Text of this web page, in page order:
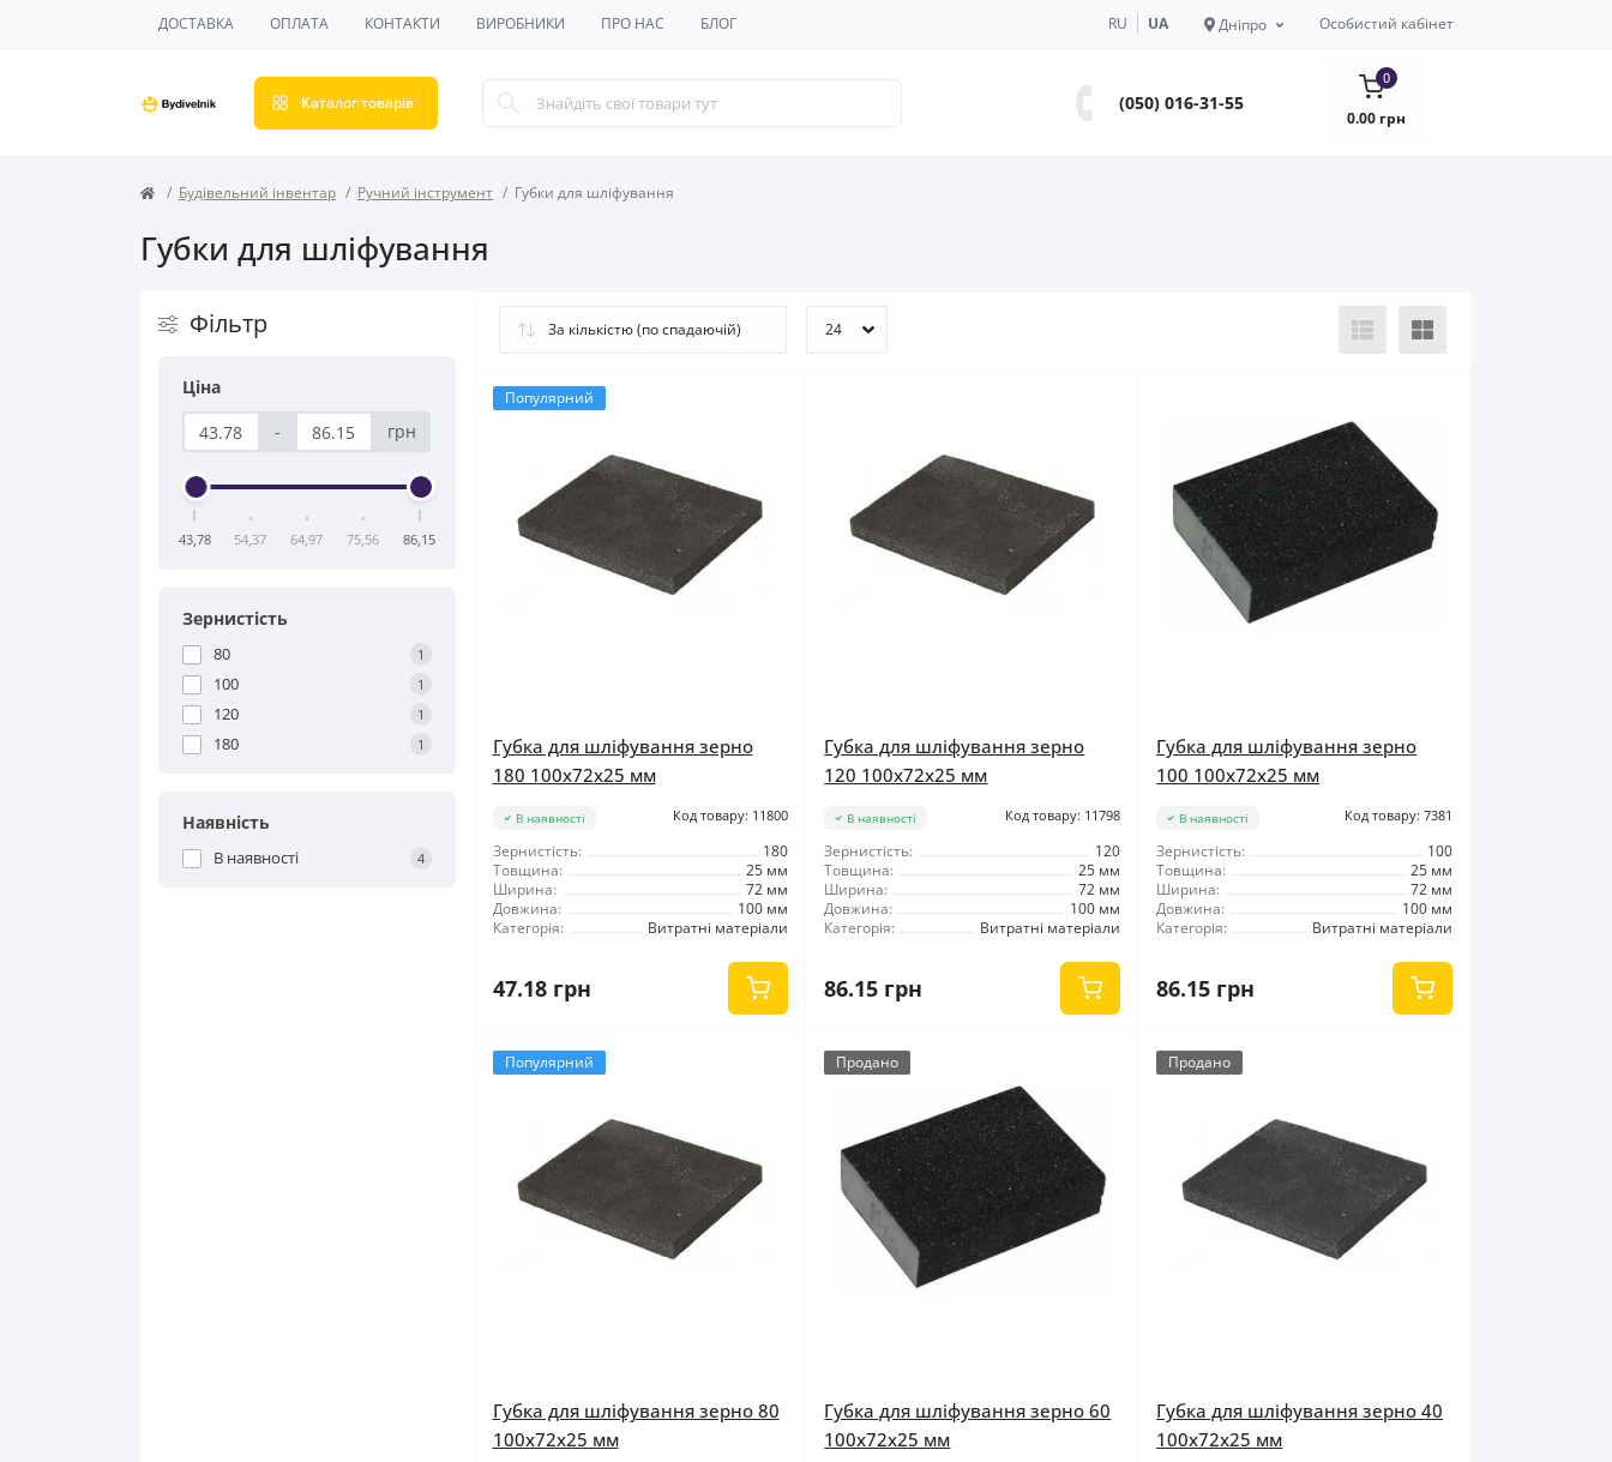
ДОСТАВКА ОПЛАТА КОНТАКТИ ВИРОБНИКИ ПРО НАС БЛОГ RU UA Дніпро Особистий кабінет
Каталог товарів (050) 016-31-55
0
0.00 грн
Будівельний інвентар Ручний інструмент Губки для шліфування
Губки для шліфування
Фільтр
Ціна
-
грн
43,78 54,37 64,97 75,56 86,15
Зернистість
80 1
100 1
120 1
180 1
Наявність
В наявності 4
Популярний
Губка для шліфування зерно
180 100x72x25 мм
В наявності Код товару: 11800
Зернистість:
180
Товщина:
25 мм
Ширина:
72 мм
Довжина:
100 мм
Категорія:
Витратні матеріали
47.18 грн
Губка для шліфування зерно
120 100x72x25 мм
В наявності Код товару: 11798
Зернистість:
120
Товщина:
25 мм
Ширина:
72 мм
Довжина:
100 мм
Категорія:
Витратні матеріали
86.15 грн
Губка для шліфування зерно
100 100x72x25 мм
В наявності Код товару: 7381
Зернистість:
100
Товщина:
25 мм
Ширина:
72 мм
Довжина:
100 мм
Категорія:
Витратні матеріали
86.15 грн
Популярний
Губка для шліфування зерно 80
100x72x25 мм
Продано
Губка для шліфування зерно 60
100x72x25 мм
Продано
Губка для шліфування зерно 40
100x72x25 мм